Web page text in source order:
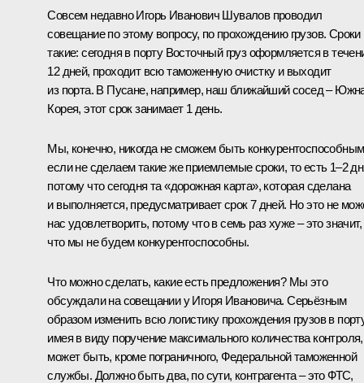
Совсем недавно Игорь Иванович Шувалов проводил
совещание по этому вопросу, по прохождению грузов. Сроки
такие: сегодня в порту Восточный груз оформляется в
12 дней, проходит всю таможенную очистку и выходит
из порта. В Пусане, например, наш ближайший сосед –
Корея, этот срок занимает 1 день.
Мы, конечно, никогда не сможем быть
если не сделаем такие же приемлемые сроки, то есть 1–2
потому что сегодня та «дорожная карта», которая сделана
и выполняется, предусматривает срок 7 дней. Но это не
нас удовлетворить, потому что в семь раз хуже – это значит,
что мы не будем конкурентоспособны.
Что можно сделать, какие есть предложения? Мы это
обсуждали на совещании у Игоря Ивановича. Серьёзным
образом изменить всю логистику прохождения грузов в
имея в виду поручение максимального количества контроля,
может быть, кроме пограничного, Федеральной таможенной
службы. Должно быть два, по сути, контрагента – это ФТС,